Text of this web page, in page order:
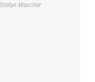
Wascher